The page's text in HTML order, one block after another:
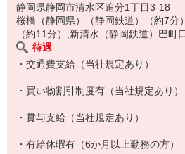
お休みがほしいとか、シフトで困った
気軽に相談できるのもうれしいですよね
お仕事おわりにサクッと晩ごはんの買い
ママさんもたくさんいますよ！
静岡県静岡市清水区追分1丁目3-18
桜橋（静岡県）（静岡鉄道）（約7分
（約11分）,新清水（静岡鉄道）巴町
待遇
・交通費支給（当社規定あり）
・買い物割引制度有（当社規定あり）
・賞与支給（当社規定あり）
・有給休暇有（6か月以上勤務の方）